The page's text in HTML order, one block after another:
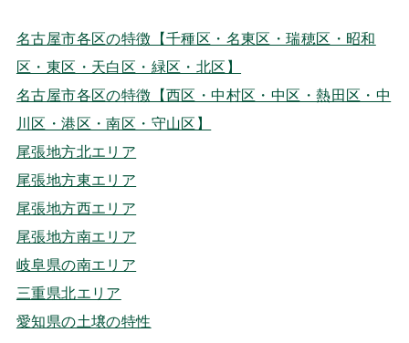
名古屋市各区の特徴【千種区・名東区・瑞穂区・昭和
区・東区・天白区・緑区・北区】
名古屋市各区の特徴【西区・中村区・中区・熱田区・中
川区・港区・南区・守山区】
尾張地方北エリア
尾張地方東エリア
尾張地方西エリア
尾張地方南エリア
岐阜県の南エリア
三重県北エリア
愛知県の土壌の特性